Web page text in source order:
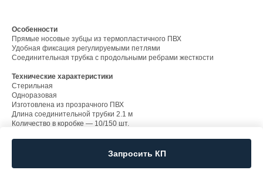
Запросить КП
Особенности
Прямые носовые зубцы из термопластичного ПВХ
Удобная фиксация регулируемыми петлями
Соединительная трубка с продольными ребрами жесткости
Технические характеристики
Стерильная
Одноразовая
Изготовлена из прозрачного ПВХ
Длина соединительной трубки 2.1 м
Количество в коробке — 10/150 шт.